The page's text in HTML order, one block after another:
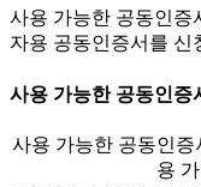
사용 가능한 공동인증
자용 공동인증서를 신
사용 가능한 공동인증
사용 가능한 공동인
용